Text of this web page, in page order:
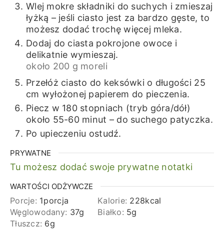
Wlej mokre składniki do suchych i zmieszaj
łyżką – jeśli ciasto jest za bardzo gęste, to
możesz dodać trochę więcej mleka.
Dodaj do ciasta pokrojone owoce i
delikatnie wymieszaj.
około 200 g moreli
Przełóż ciasto do keksówki o długości 25
cm wyłożonej papierem do pieczenia.
Piecz w 180 stopniach (tryb góra/dół)
około 55-60 minut – do suchego patyczka.
Po upieczeniu ostudź.
PRYWATNE
Tu możesz dodać swoje prywatne notatki
WARTOŚCI ODŻYWCZE
Porcje: 1porcja Kalorie: 228kcal
Węglowodany: 37g Białko: 5g
Tłuszcz: 6g